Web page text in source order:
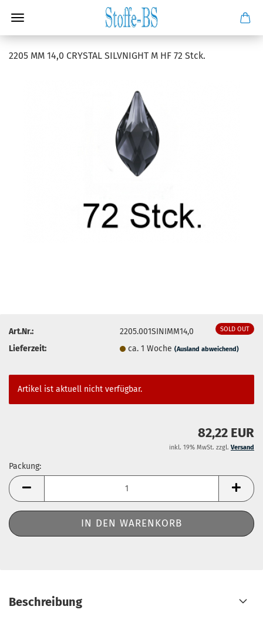
2205 MM 14,0 CRYSTAL SILVNIGHT M HF 72 Stck.
SOLD OUT
Art.Nr.:
2205.001SINIMM14,0
Lieferzeit:
ca. 1 Woche(Ausland abweichend)
Artikel ist aktuell nicht verfügbar.
82,22 EUR
inkl. 19% MwSt. zzgl. Versand
Packung:
Packung
Beschreibung